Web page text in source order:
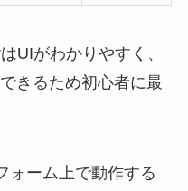
UIがわかりやすく、
きるため初心者に最
ォーム上で動作する